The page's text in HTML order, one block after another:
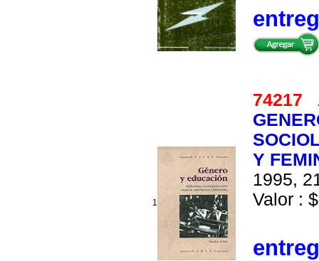
1
74217
Y
1995,
Valor :